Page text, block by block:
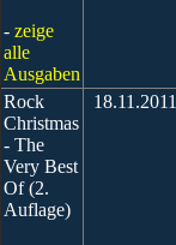
- zeige
alle
Ausgaben
Rock
Christmas
- The
Very Best
Of (2.
Auflage)
18.11.2011